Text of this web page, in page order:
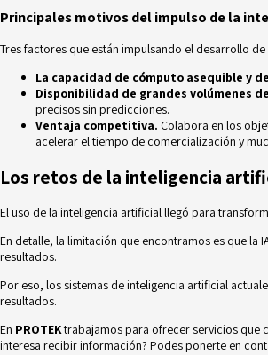
Principales motivos del impulso de la
Tres factores que están impulsando el desarrollo
La capacidad de cómputo asequible y
Disponibilidad de grandes volúmenes
precisos sin predicciones.
Ventaja competitiva. Colabora en los
acelerar el tiempo de comercialización y
Los retos de la inteligencia
El uso de la inteligencia artificial llegó para
En detalle, la limitación que encontramos es que la
resultados.
Por eso, los sistemas de inteligencia artificial
resultados.
En PROTEKtrabajamos para ofrecer servicios que
interesa recibir información? Podes ponerte en